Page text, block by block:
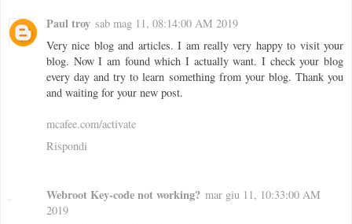
Paul troy sab mag 11, 08:14:00 AM 2019
Very nice blog and articles. I am really very happy to visit your
blog. Now I am found which I actually want. I check your blog
every day and try to learn something from your blog. Thank you
and waiting for your new post.
mcafee.com/activate
Rispondi
Webroot Key-code not working? mar giu 11, 10:33:00 AM
2019